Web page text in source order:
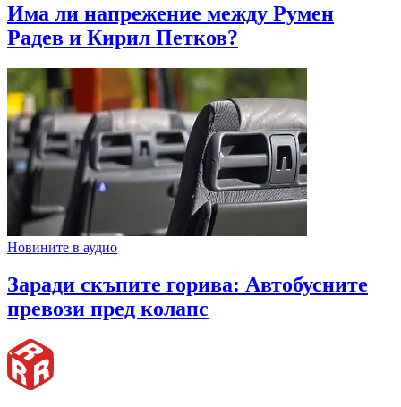
Има ли напрежение между Румен
Радев и Кирил Петков?
Новините в аудио
Заради скъпите горива: Автобусните
превози пред колапс